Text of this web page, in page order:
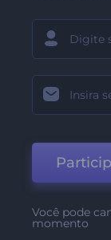
Você pode
momento